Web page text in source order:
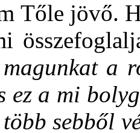
Tőle jövő.
a
ez a mi
sebből